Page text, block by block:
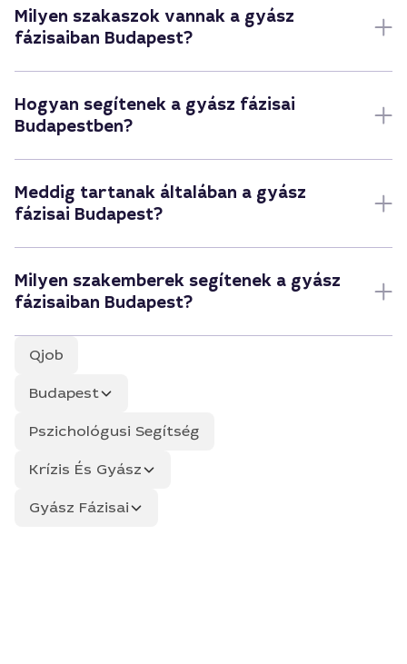
Milyen szakaszok vannak a gyász
fázisaiban Budapest?
Hogyan segítenek a gyász fázisai
Budapestben?
Meddig tartanak általában a gyász
fázisai Budapest?
Milyen szakemberek segítenek a gyász
fázisaiban Budapest?
Qjob
Budapest
Pszichológusi Segítség
Krízis És Gyász
Gyász Fázisai